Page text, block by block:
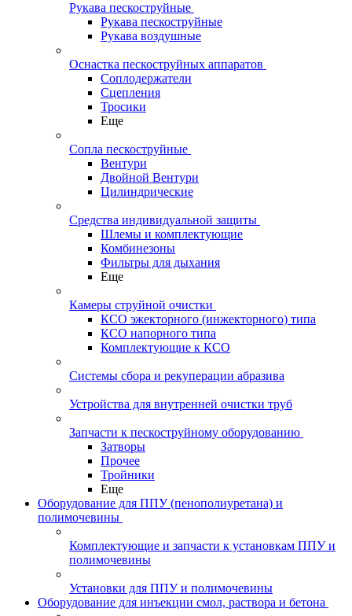
Рукава пескоструйные
Рукава пескоструйные
Рукава воздушные
Оснастка пескоструйных аппаратов
Соплодержатели
Сцепления
Тросики
Еще
Сопла пескоструйные
Вентури
Двойной Вентури
Цилиндрические
Средства индивидуальной защиты
Шлемы и комплектующие
Комбинезоны
Фильтры для дыхания
Еще
Камеры струйной очистки
КСО эжекторного (инжекторного) типа
КСО напорного типа
Комплектующие к КСО
Системы сбора и рекуперации абразива
Устройства для внутренней очистки труб
Запчасти к пескоструйному оборудованию
Затворы
Прочее
Тройники
Еще
Оборудование для ППУ (пенополиуретана) и
полимочевины
Комплектующие и запчасти к установкам ППУ и
полимочевины
Установки для ППУ и полимочевины
Оборудование для инъекции смол, раствора и бетона